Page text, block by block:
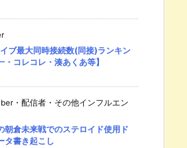
ブ最大同時接続数(同接)ランキン
コレコレ・湊あくあ等】
・配信者・その他インフルエン
朝倉未来戦でのステロイド使用ド
タ書き起こし